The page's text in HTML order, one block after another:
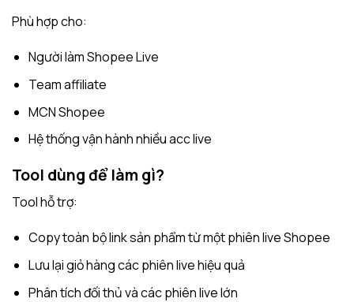
Phù hợp cho:
Người làm Shopee Live
Team affiliate
MCN Shopee
Hệ thống vận hành nhiều acc live
Tool dùng để làm gì?
Tool hỗ trợ:
Copy toàn bộ link sản phẩm từ một phiên live Shopee
Lưu lại giỏ hàng các phiên live hiệu quả
Phân tích đối thủ và các phiên live lớn